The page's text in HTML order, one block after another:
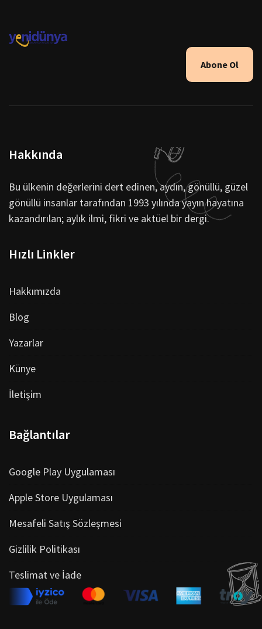
Abone Ol
Hakkında
Bu ülkenin değerlerini dert edinen, aydın, gönüllü, güzel
gönüllü insanlar tarafından 1993 yılında yayın hayatına
kazandırılan; aylık ilmi, fikri ve aktüel bir dergi.
Hızlı Linkler
Hakkımızda
Blog
Yazarlar
Künye
İletişim
Bağlantılar
Google Play Uygulaması
Apple Store Uygulaması
Mesafeli Satış Sözleşmesi
Gizlilik Politikası
Teslimat ve İade